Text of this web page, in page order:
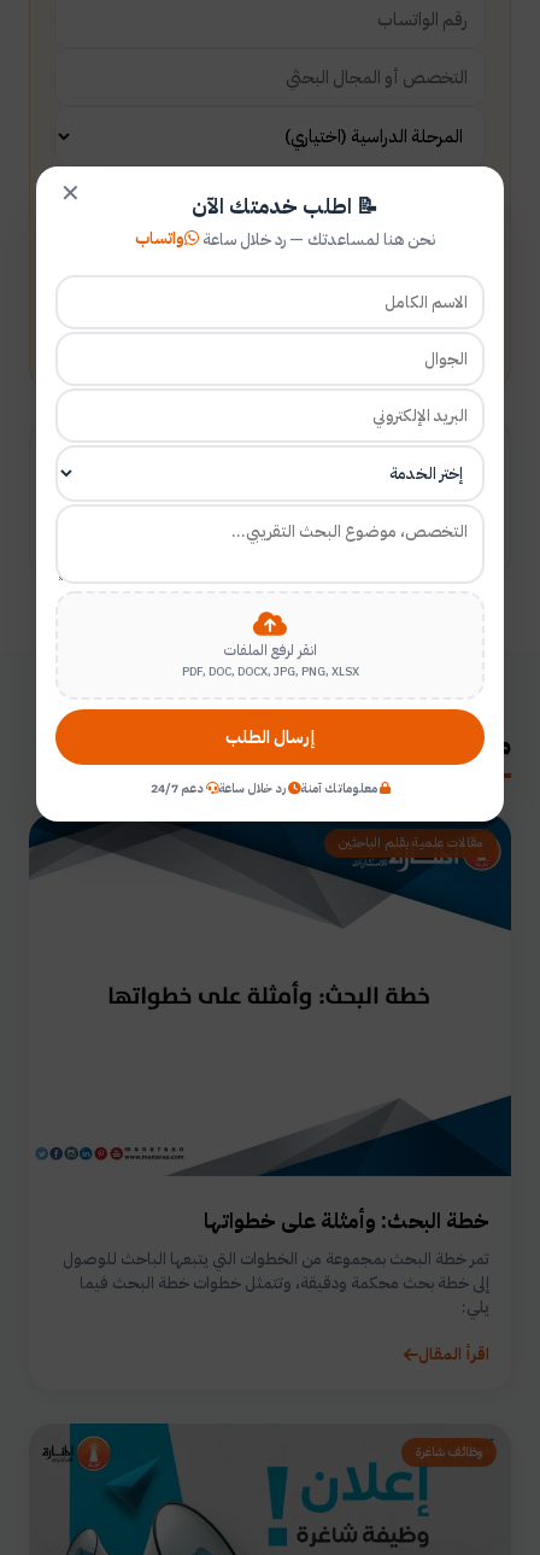
أرسل طلبك
شارك المقال
مقالات ذات صلة
مقالات علمية بقلم الباحثين
خطة البحث: وأمثلة على خطواتها
تمر خطة البحث بمجموعة من الخطوات التي يتبعها الباحث للوصول
إلى خطة بحث محكمة ودقيقة، وتتمثل خطوات خطة البحث فيما
يلي:
اقرأ المقال
وظائف شاغرة
✕ 📝 اطلب خدمتك الآن
نحن هنا لمساعدتك — رد خلال ساعة واتساب
انقر لرفع الملفات
PDF, DOC, DOCX, JPG, PNG, XLSX
إرسال الطلب
معلوماتك آمنة رد خلال ساعة دعم 24/7